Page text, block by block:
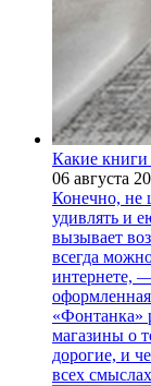
Какие книги
06 августа
Конечно, не
удивлять и
вызывает
всегда
интернете,
«Фонтанка»
магазины о
дорогие, и
всех